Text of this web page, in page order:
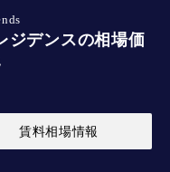
ジデンスの相場価
賃料相場情報